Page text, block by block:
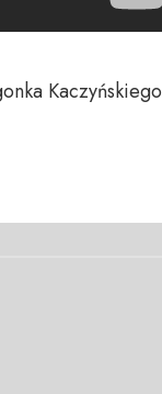
Kaczyńskiego